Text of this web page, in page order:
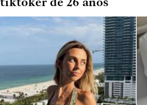
tiktoker de 26 años